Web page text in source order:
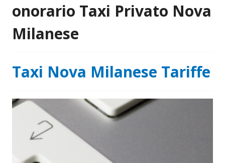
onorario Taxi Privato Nova
Milanese
Taxi Nova Milanese Tariffe